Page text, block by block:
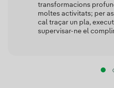
transformacions
moltes activitats; per
cal traçar un pla,
supervisar-ne el